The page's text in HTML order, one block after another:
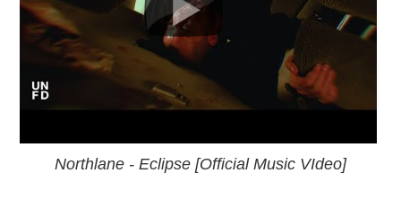
Northlane - Eclipse [Official Music VIdeo]